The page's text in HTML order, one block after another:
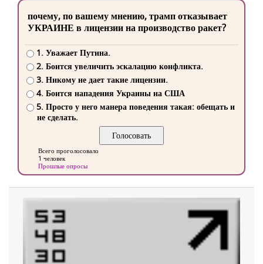
почему, по вашему мнению, трамп отказывает
УКРАИНЕ в лицензии на производство ракет?
1. Уважает Путина.
2. Боится увеличить эскалацию конфликта.
3. Никому не дает такие лицензии.
4. Боится нападения Украины на США
5. Просто у него манера поведения такая: обещать и
не сделать.
Всего проголосовало
1 человек
Прошлые опросы